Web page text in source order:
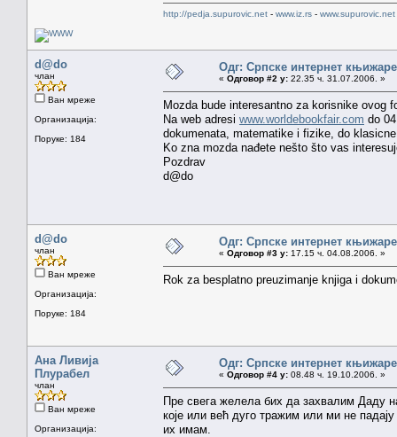
http://pedja.supurovic.net - www.iz.rs - www.supurovic.net
d@do
члан
Ван мреже
Организација:
Поруке: 184
Одг: Српске интернет
« Одговор #2 у: 22.35 ч. 31.07.2006. »
Mozda bude interesantno za korisnike ovog
Na web adresi www.worldebookfair.com do
dokumenata, matematike i fizike, do
Ko zna mozda nađete nešto što vas
Pozdrav
d@do
d@do
члан
Ван мреже
Организација:
Поруке: 184
Одг: Српске интернет
« Одговор #3 у: 17.15 ч. 04.08.2006. »
Rok za besplatno preuzimanje knjiga i
Ана Ливија
Плурабел
члан
Ван мреже
Организација:
Одг: Српске интернет
« Одговор #4 у: 08.48 ч. 19.10.2006. »
Пре свега желела бих да захвалим Даду
које или већ дуго тражим или ми не
их имам.